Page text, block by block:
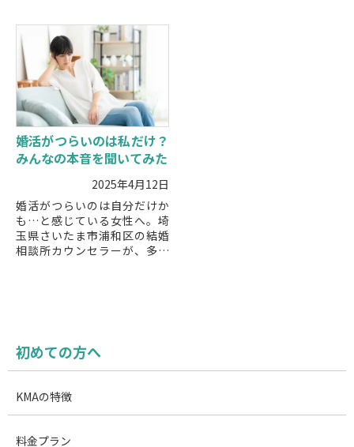
役立つポイントを紹介しま
す。
婚活がつらいのは私だけ？
みんなの本音を聞いてみた
2025年4月12日
婚活がつらいのは自分だけか
も…と感じている女性へ。埼
玉県さいたま市浦和区の結婚
相談所カウンセラーが、多く
初めての方へ
KMAの特徴
料金プラン